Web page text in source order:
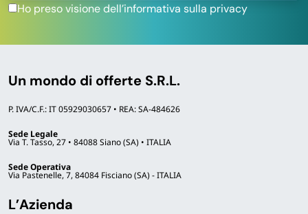
Ho preso visione dell’informativa sulla privacy
Un mondo di offerte S.R.L.
P. IVA/C.F.: IT 05929030657 • REA: SA-484626
Sede Legale
Via T. Tasso, 27 • 84088 Siano (SA) • ITALIA
Sede Operativa
Via Pastenelle, 7, 84084 Fisciano (SA) - ITALIA
L’Azienda